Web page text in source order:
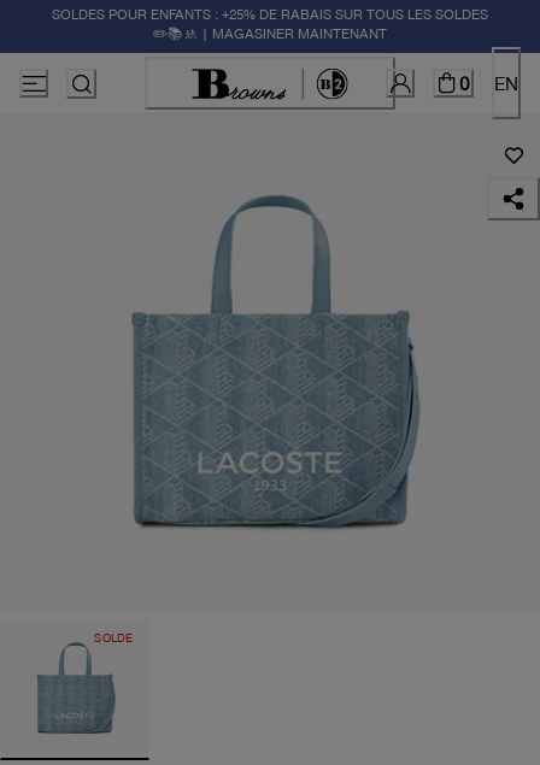
SOLDES POUR ENFANTS : +25% DE RABAIS SUR TOUS LES SOLDES
✏️📚🚸 | MAGASINER MAINTENANT
0 EN
SOLDE